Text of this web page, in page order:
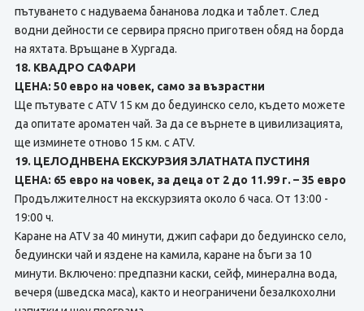
пътуването с надуваема бананова лодка и таблет. След
водни дейности се сервира прясно приготвен обяд на борда
на яхтата. Връщане в Хургада.
18. КВАДРО САФАРИ
ЦЕНА: 50 евро на човек, само за възрастни
Ще пътувате с ATV 15 км до бедуинско село, където можете
да опитате ароматен чай. За да се върнете в цивилизацията,
ще изминете отново 15 км. с ATV.
19. ЦЕЛОДНВЕНА ЕКСКУРЗИЯ ЗЛАТНАТА ПУСТИНЯ
ЦЕНА: 65 евро на човек, за деца от 2 до 11.99 г. – 35 евро
Продължителност на екскурзията около 6 часа. От 13:00 -
19:00 ч.
Каране на ATV за 40 минути, джип сафари до бедуинско село,
бедуински чай и яздене на камила, каране на бъги за 10
минути. Включено: предпазни каски, сейф, минерална вода,
вечеря (шведска маса), както и неограничени безалкохолни